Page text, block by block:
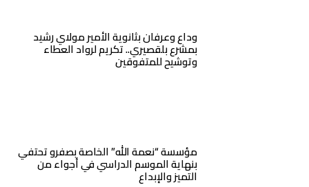
وداع وعرفان بثانوية الأمير مولاي رشيد
بمشرع بلقصيري.. تكريم لرواد العطاء
وتوشيح للمتفوقين
مؤسسة “نعمة الله” الخاصة بصفرو تحتفي
بنهاية الموسم الدراسي في أجواء من
التميز والإبداع